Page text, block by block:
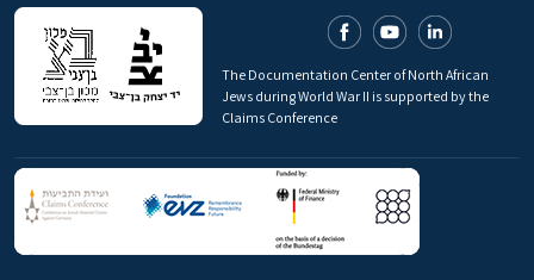
The Documentation Center of North African
Jews during World War II is supported by the
Claims Conference